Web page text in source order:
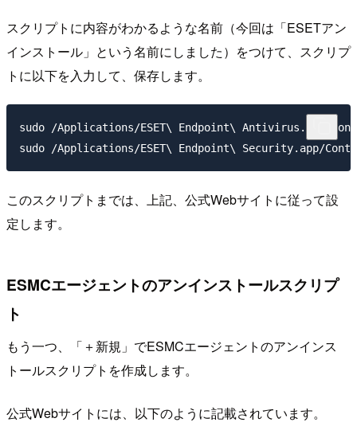
スクリプトに内容がわかるような名前（今回は「ESETアン
インストール」という名前にしました）をつけて、スクリプ
トに以下を入力して、保存します。
sudo /Applications/ESET\ Endpoint\ Antivirus.app/
sudo /Applications/ESET\ Endpoint\ Security.app/
このスクリプトまでは、上記、公式Webサイトに従って設
定します。
ESMCエージェントのアンインストールスクリプ
ト
もう一つ、「＋新規」でESMCエージェントのアンインス
トールスクリプトを作成します。
公式Webサイトには、以下のように記載されています。